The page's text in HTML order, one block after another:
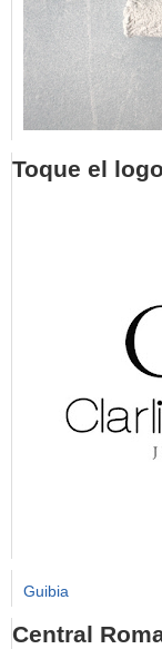
Toque el
Guibia
Central